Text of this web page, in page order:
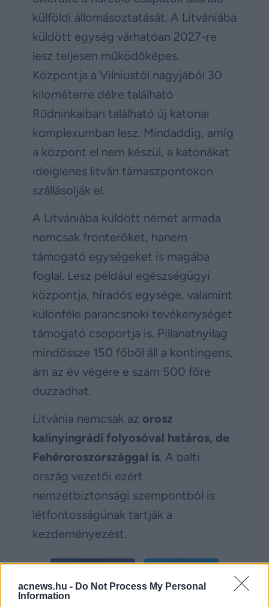
acnews.hu - Do Not Process My Personal
Information
külföldi állomásoztatását. A Litvániába
küldött egység várhatóan 2027-re
lesz teljesen működőképes.
Központja a Vilniustól nagyjából 30
kilométerre délre található
Rūdninkaiban található új katonai
komplexumban lesz. Mindaddig, amíg
a központ el nem készül, a katonákat
ideiglenes litván támaszpontokon
szállásolják el.
A Litvániába küldött német armada
nemcsak fronterőket, hanem
támogató egységeket is magába
foglal. Lesz például egészségügyi
központja, híradós egysége, valamint
különféle parancsnoki tevékenységet
támogató csoportja is. Pillanatnyilag
mindössze 150 főből áll a kontingens,
ám az év végére e szám 500 főre
duzzadhat.
Litvánia nemcsak az orosz
kalinyingrádi folyosóval határos, de
Fehéroroszországgal is. A balti
ország vezetői ezért
nemzetbiztonsági szempontból is
létfontosságúnak tartják a
kezdeményezést.